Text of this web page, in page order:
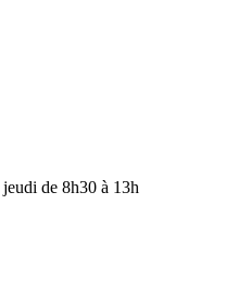
de 8h30 à 13h
data ©OpenStreetMap